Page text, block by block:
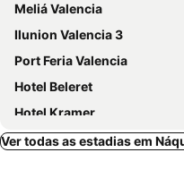
Meliá Valencia
Ilunion Valencia 3
Port Feria Valencia
Hotel Beleret
Hotel Kramer
AZZ Valencia Táctica Hotel
Ver todas as estadias em